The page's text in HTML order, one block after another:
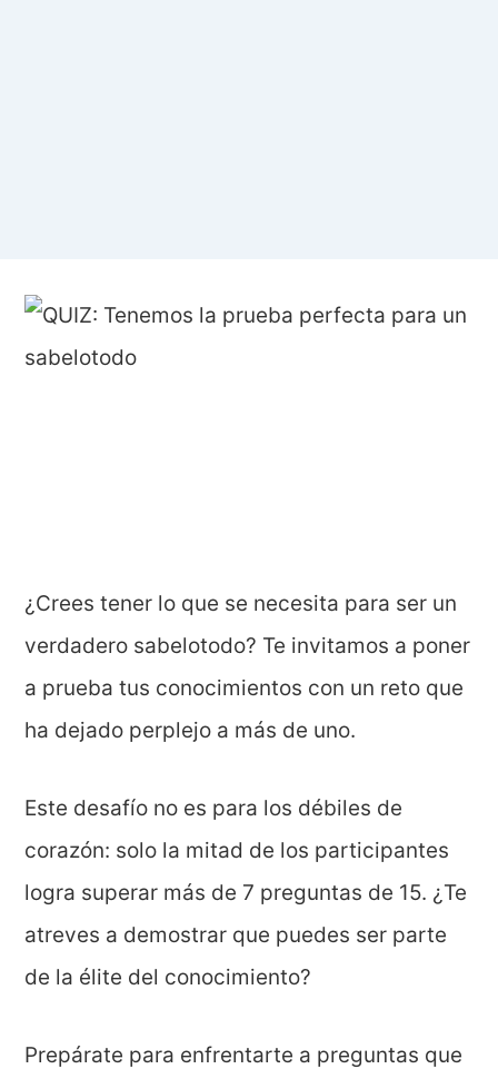
¿Crees tener lo que se necesita para ser un
verdadero sabelotodo? Te invitamos a poner
a prueba tus conocimientos con un reto que
ha dejado perplejo a más de uno.
Este desafío no es para los débiles de
corazón: solo la mitad de los participantes
logra superar más de 7 preguntas de 15. ¿Te
atreves a demostrar que puedes ser parte
de la élite del conocimiento?
Prepárate para enfrentarte a preguntas que